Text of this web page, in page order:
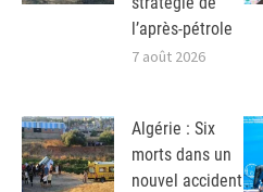
l’après-pétrole
7 août 2026
Algérie : Six
morts dans un
nouvel accident